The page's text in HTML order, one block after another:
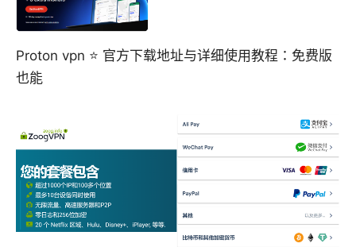
Proton vpn ⭐ 官方下载地址与详细使用教程：免费版
也能